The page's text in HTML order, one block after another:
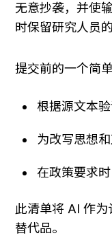
无意抄袭，并使
时保留研究人员
提交前的一个简
根据源文本验
为改写思想
在政策要求
此清单将 AI 作
替代品。